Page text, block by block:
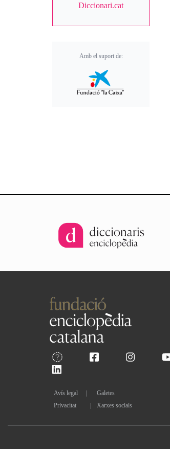
Diccionari.cat
Amb el suport de:
Avís legal
Galetes
Privacitat
Xarxes socials